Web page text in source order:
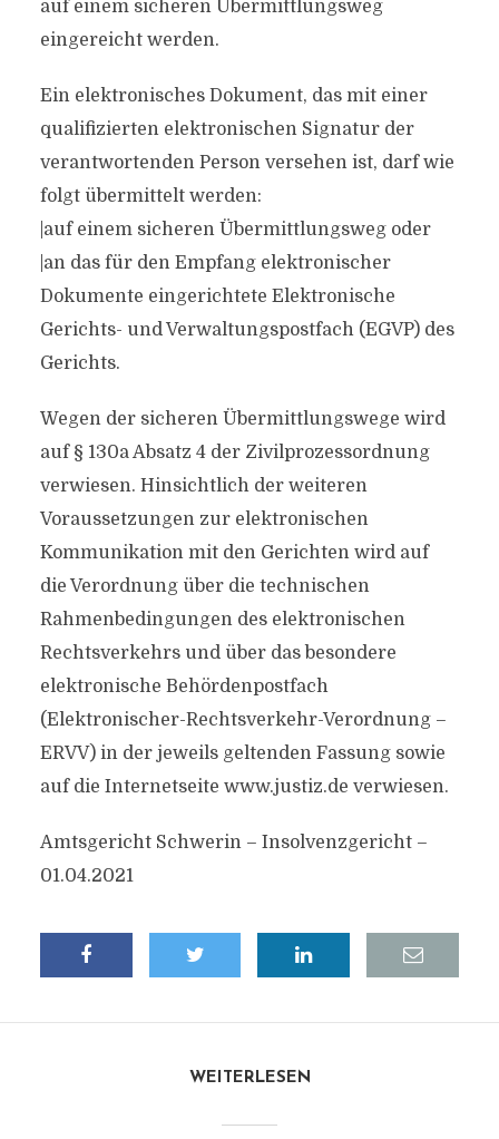
auf einem sicheren Übermittlungsweg
eingereicht werden.
Ein elektronisches Dokument, das mit einer
qualifizierten elektronischen Signatur der
verantwortenden Person versehen ist, darf wie
folgt übermittelt werden:
|auf einem sicheren Übermittlungsweg oder
|an das für den Empfang elektronischer
Dokumente eingerichtete Elektronische
Gerichts- und Verwaltungspostfach (EGVP) des
Gerichts.
Wegen der sicheren Übermittlungswege wird
auf § 130a Absatz 4 der Zivilprozessordnung
verwiesen. Hinsichtlich der weiteren
Voraussetzungen zur elektronischen
Kommunikation mit den Gerichten wird auf
die Verordnung über die technischen
Rahmenbedingungen des elektronischen
Rechtsverkehrs und über das besondere
elektronische Behördenpostfach
(Elektronischer-Rechtsverkehr-Verordnung –
ERVV) in der jeweils geltenden Fassung sowie
auf die Internetseite www.justiz.de verwiesen.
Amtsgericht Schwerin – Insolvenzgericht –
01.04.2021
WEITERLESEN